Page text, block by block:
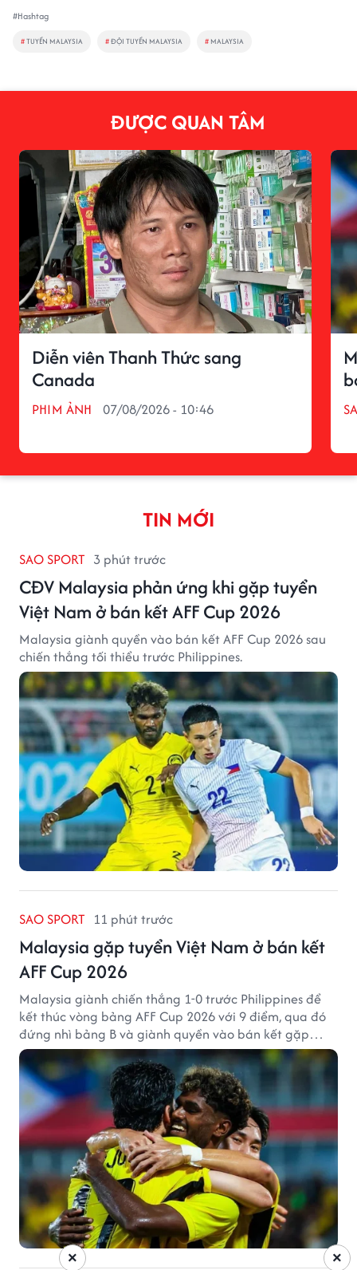
#Hashtag
#TUYỂN MALAYSIA #ĐỘI TUYỂN MALAYSIA # MALAYSIA
ĐƯỢC QUAN TÂM
Diễn viên Thanh Thức sang
Canada
PHIM ẢNH 07/08/2026 - 10:46
TIN MỚI
SAO SPORT 3 phút trước
CĐV Malaysia phản ứng khi gặp tuyển
Việt Nam ở bán kết AFF Cup 2026
Malaysia giành quyền vào bán kết AFF Cup 2026 sau
chiến thắng tối thiểu trước Philippines.
SAO SPORT 11 phút trước
Malaysia gặp tuyển Việt Nam ở bán kết
AFF Cup 2026
Malaysia giành chiến thắng 1-0 trước Philippines để
kết thúc vòng bảng AFF Cup 2026 với 9 điểm, qua đó
đứng nhì bảng B và giành quyền vào bán kết gặp
tuyển Việt Nam.
×
×